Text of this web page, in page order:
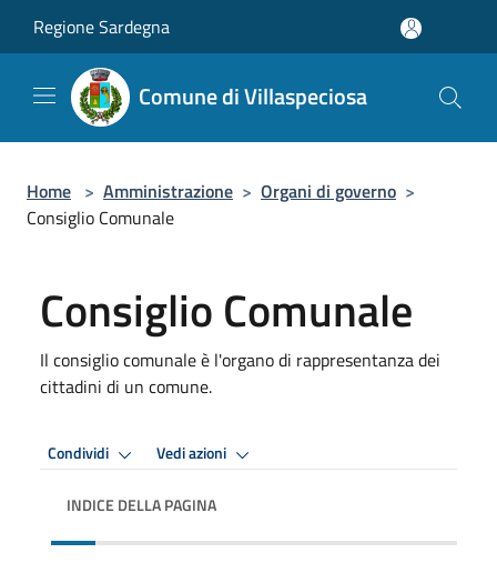
Regione Sardegna
Comune di Villaspeciosa
Home > Amministrazione > Organi di governo >
Consiglio Comunale
Consiglio Comunale
Il consiglio comunale è l'organo di rappresentanza dei
cittadini di un comune.
Condividi Vedi azioni
INDICE DELLA PAGINA